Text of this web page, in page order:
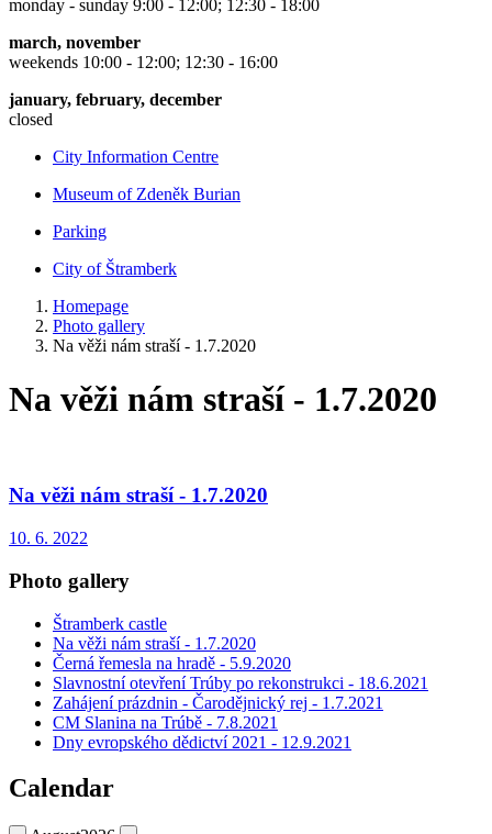
monday - sunday 9:00 - 12:00; 12:30 - 18:00
march, november
weekends 10:00 - 12:00; 12:30 - 16:00
january, february, december
closed
City Information Centre
Museum of Zdeněk Burian
Parking
City of Štramberk
Homepage
Photo gallery
Na věži nám straší - 1.7.2020
Na věži nám straší - 1.7.2020
Na věži nám straší - 1.7.2020
10. 6. 2022
Photo gallery
Štramberk castle
Na věži nám straší - 1.7.2020
Černá řemesla na hradě - 5.9.2020
Slavnostní otevření Trúby po rekonstrukci - 18.6.2021
Zahájení prázdnin - Čarodějnický rej - 1.7.2021
CM Slanina na Trúbě - 7.8.2021
Dny evropského dědictví 2021 - 12.9.2021
Calendar